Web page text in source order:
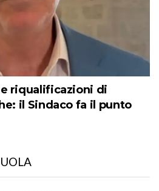
riqualificazioni di
il Sindaco fa il punto